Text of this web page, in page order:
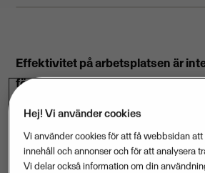
Effektivitet på arbetsplatsen är
företag - det kan också vara roligt
att få fler att delta i IT-företagets
dela med sig av sina bästa Office
matprofilen Matgeek(Johan
Hej! Vi använder cookies
Vi använder cookies för att få webbsidan att
innehåll och annonser och för att analysera
Vi delar också information om din